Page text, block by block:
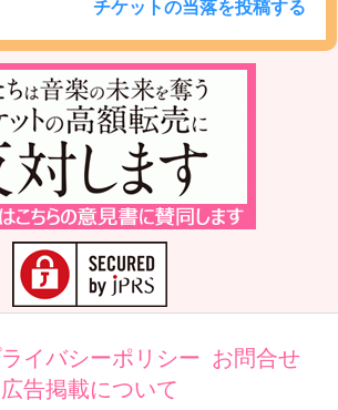
チケットの当落を投稿する
イバシーポリシー お問合せ
広告掲載について